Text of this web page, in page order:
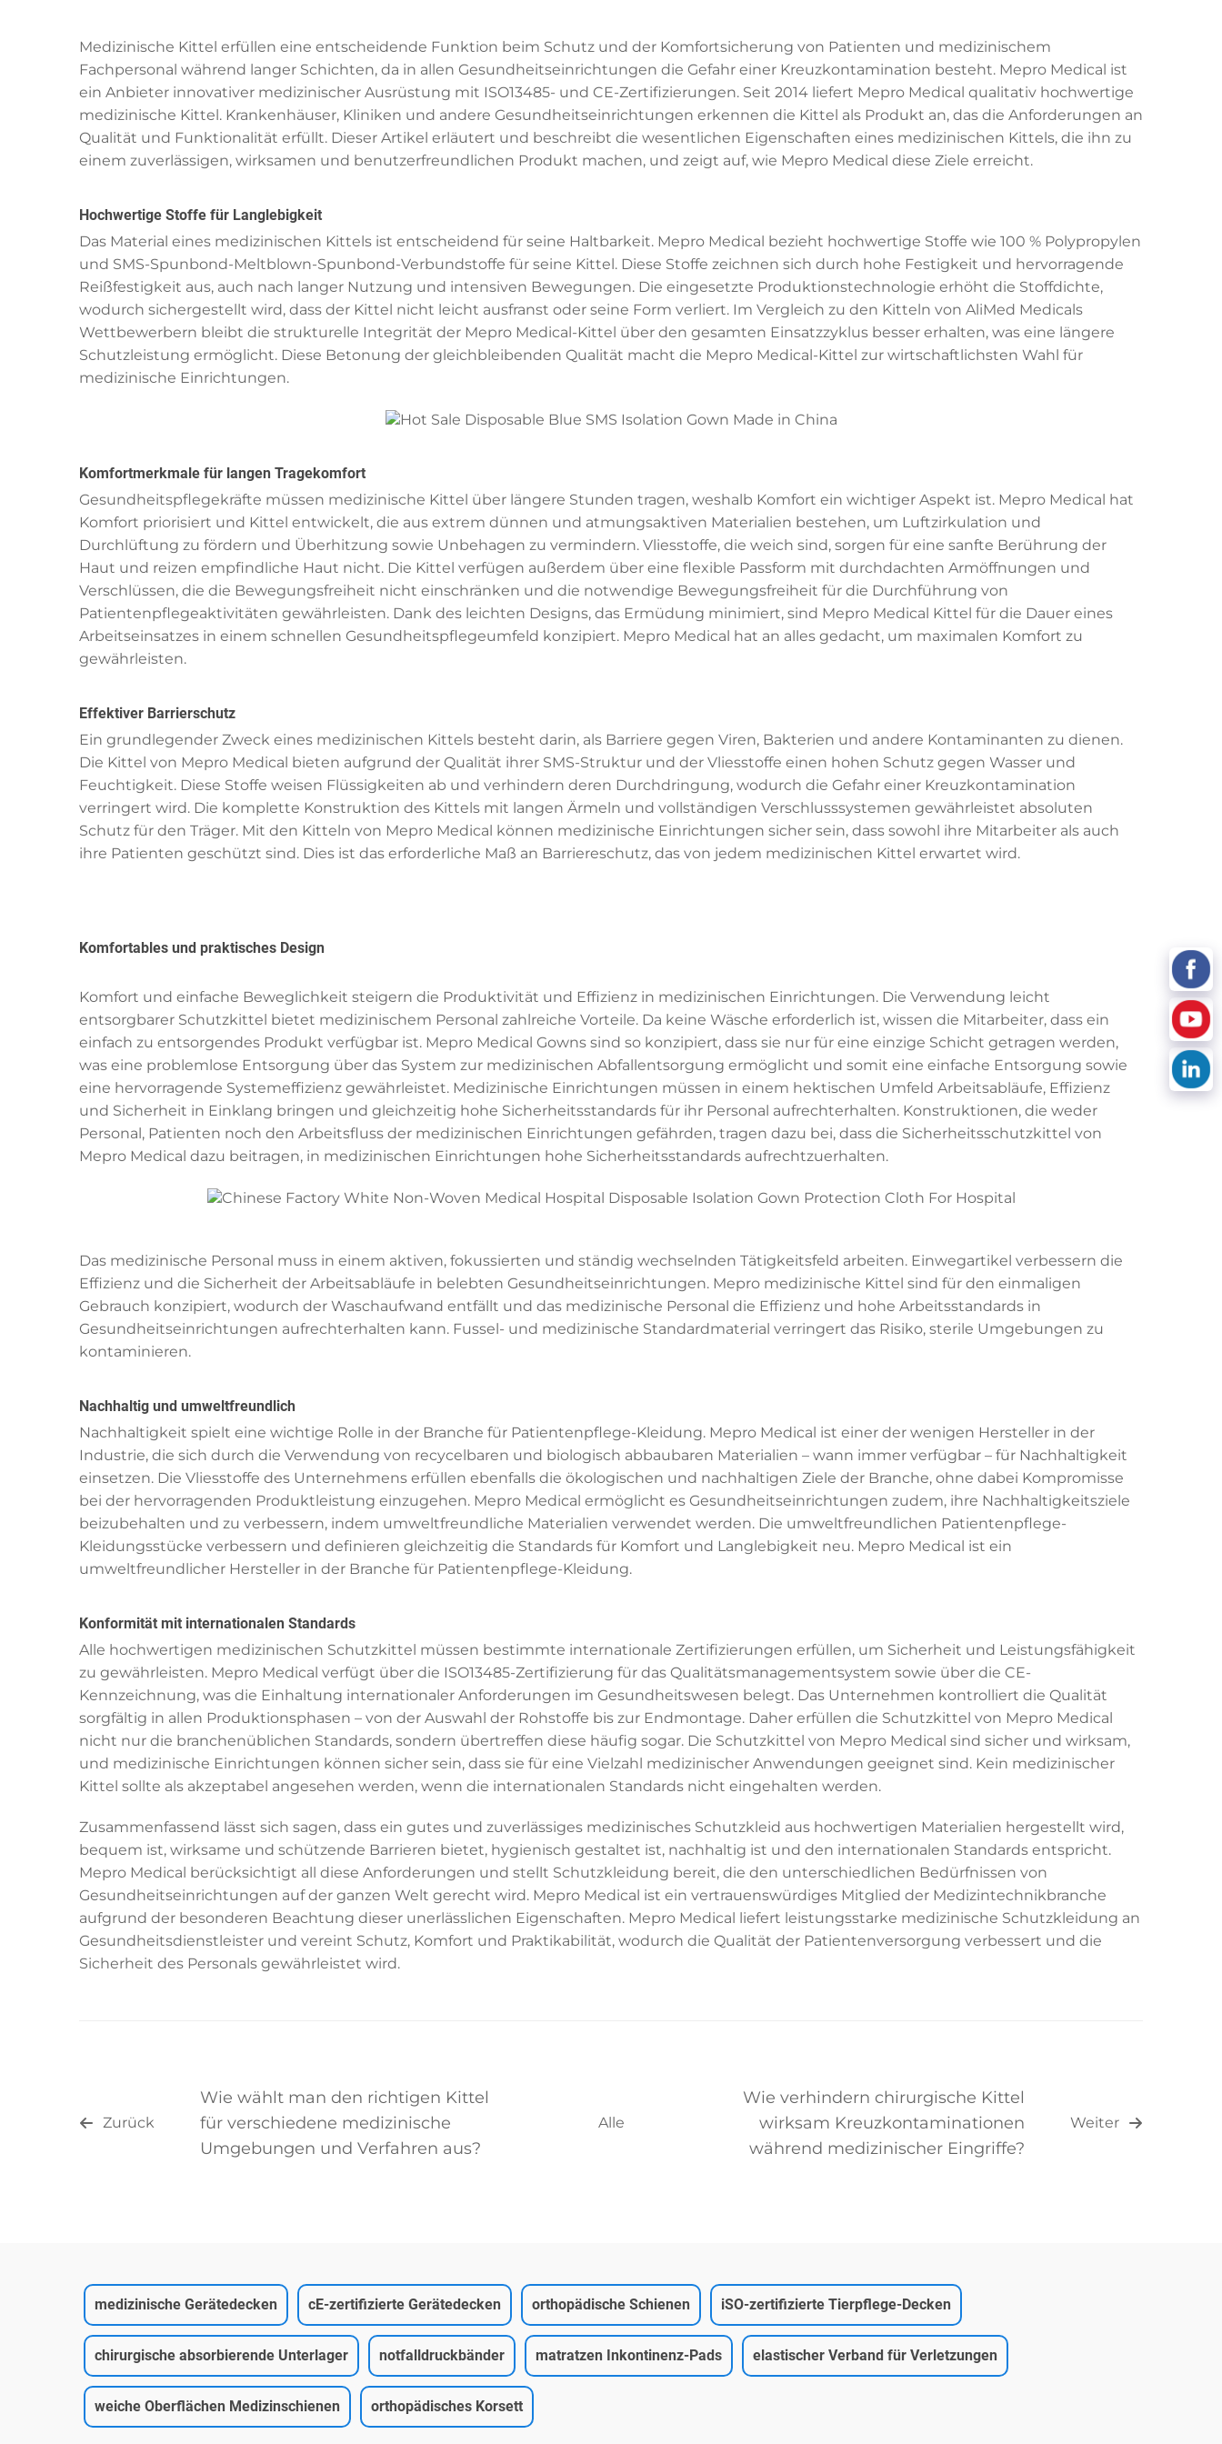
Medizinische Kittel erfüllen eine entscheidende Funktion beim Schutz und der Komfortsicherung von Patienten und medizinischem
Fachpersonal während langer Schichten, da in allen Gesundheitseinrichtungen die Gefahr einer Kreuzkontamination besteht. Mepro Medical ist
ein Anbieter innovativer medizinischer Ausrüstung mit ISO13485- und CE-Zertifizierungen. Seit 2014 liefert Mepro Medical qualitativ hochwertige
medizinische Kittel. Krankenhäuser, Kliniken und andere Gesundheitseinrichtungen erkennen die Kittel als Produkt an, das die Anforderungen an
Qualität und Funktionalität erfüllt. Dieser Artikel erläutert und beschreibt die wesentlichen Eigenschaften eines medizinischen Kittels, die ihn zu
einem zuverlässigen, wirksamen und benutzerfreundlichen Produkt machen, und zeigt auf, wie Mepro Medical diese Ziele erreicht.
Hochwertige Stoffe für Langlebigkeit
Das Material eines medizinischen Kittels ist entscheidend für seine Haltbarkeit. Mepro Medical bezieht hochwertige Stoffe wie 100 % Polypropylen
und SMS-Spunbond-Meltblown-Spunbond-Verbundstoffe für seine Kittel. Diese Stoffe zeichnen sich durch hohe Festigkeit und hervorragende
Reißfestigkeit aus, auch nach langer Nutzung und intensiven Bewegungen. Die eingesetzte Produktionstechnologie erhöht die Stoffdichte,
wodurch sichergestellt wird, dass der Kittel nicht leicht ausfranst oder seine Form verliert. Im Vergleich zu den Kitteln von AliMed Medicals
Wettbewerbern bleibt die strukturelle Integrität der Mepro Medical-Kittel über den gesamten Einsatzzyklus besser erhalten, was eine längere
Schutzleistung ermöglicht. Diese Betonung der gleichbleibenden Qualität macht die Mepro Medical-Kittel zur wirtschaftlichsten Wahl für
medizinische Einrichtungen.
Komfortmerkmale für langen Tragekomfort
Gesundheitspflegekräfte müssen medizinische Kittel über längere Stunden tragen, weshalb Komfort ein wichtiger Aspekt ist. Mepro Medical hat
Komfort priorisiert und Kittel entwickelt, die aus extrem dünnen und atmungsaktiven Materialien bestehen, um Luftzirkulation und
Durchlüftung zu fördern und Überhitzung sowie Unbehagen zu vermindern. Vliesstoffe, die weich sind, sorgen für eine sanfte Berührung der
Haut und reizen empfindliche Haut nicht. Die Kittel verfügen außerdem über eine flexible Passform mit durchdachten Armöffnungen und
Verschlüssen, die die Bewegungsfreiheit nicht einschränken und die notwendige Bewegungsfreiheit für die Durchführung von
Patientenpflegeaktivitäten gewährleisten. Dank des leichten Designs, das Ermüdung minimiert, sind Mepro Medical Kittel für die Dauer eines
Arbeitseinsatzes in einem schnellen Gesundheitspflegeumfeld konzipiert. Mepro Medical hat an alles gedacht, um maximalen Komfort zu
gewährleisten.
Effektiver Barrierschutz
Ein grundlegender Zweck eines medizinischen Kittels besteht darin, als Barriere gegen Viren, Bakterien und andere Kontaminanten zu dienen.
Die Kittel von Mepro Medical bieten aufgrund der Qualität ihrer SMS-Struktur und der Vliesstoffe einen hohen Schutz gegen Wasser und
Feuchtigkeit. Diese Stoffe weisen Flüssigkeiten ab und verhindern deren Durchdringung, wodurch die Gefahr einer Kreuzkontamination
verringert wird. Die komplette Konstruktion des Kittels mit langen Ärmeln und vollständigen Verschlusssystemen gewährleistet absoluten
Schutz für den Träger. Mit den Kitteln von Mepro Medical können medizinische Einrichtungen sicher sein, dass sowohl ihre Mitarbeiter als auch
ihre Patienten geschützt sind. Dies ist das erforderliche Maß an Barriereschutz, das von jedem medizinischen Kittel erwartet wird.
Komfortables und praktisches Design
Komfort und einfache Beweglichkeit steigern die Produktivität und Effizienz in medizinischen Einrichtungen. Die Verwendung leicht
entsorgbarer Schutzkittel bietet medizinischem Personal zahlreiche Vorteile. Da keine Wäsche erforderlich ist, wissen die Mitarbeiter, dass ein
einfach zu entsorgendes Produkt verfügbar ist. Mepro Medical Gowns sind so konzipiert, dass sie nur für eine einzige Schicht getragen werden,
was eine problemlose Entsorgung über das System zur medizinischen Abfallentsorgung ermöglicht und somit eine einfache Entsorgung sowie
eine hervorragende Systemeffizienz gewährleistet. Medizinische Einrichtungen müssen in einem hektischen Umfeld Arbeitsabläufe, Effizienz
und Sicherheit in Einklang bringen und gleichzeitig hohe Sicherheitsstandards für ihr Personal aufrechterhalten. Konstruktionen, die weder
Personal, Patienten noch den Arbeitsfluss der medizinischen Einrichtungen gefährden, tragen dazu bei, dass die Sicherheitsschutzkittel von
Mepro Medical dazu beitragen, in medizinischen Einrichtungen hohe Sicherheitsstandards aufrechtzuerhalten.
Das medizinische Personal muss in einem aktiven, fokussierten und ständig wechselnden Tätigkeitsfeld arbeiten. Einwegartikel verbessern die
Effizienz und die Sicherheit der Arbeitsabläufe in belebten Gesundheitseinrichtungen. Mepro medizinische Kittel sind für den einmaligen
Gebrauch konzipiert, wodurch der Waschaufwand entfällt und das medizinische Personal die Effizienz und hohe Arbeitsstandards in
Gesundheitseinrichtungen aufrechterhalten kann. Fussel- und medizinische Standardmaterial verringert das Risiko, sterile Umgebungen zu
kontaminieren.
Nachhaltig und umweltfreundlich
Nachhaltigkeit spielt eine wichtige Rolle in der Branche für Patientenpflege-Kleidung. Mepro Medical ist einer der wenigen Hersteller in der
Industrie, die sich durch die Verwendung von recycelbaren und biologisch abbaubaren Materialien – wann immer verfügbar – für Nachhaltigkeit
einsetzen. Die Vliesstoffe des Unternehmens erfüllen ebenfalls die ökologischen und nachhaltigen Ziele der Branche, ohne dabei Kompromisse
bei der hervorragenden Produktleistung einzugehen. Mepro Medical ermöglicht es Gesundheitseinrichtungen zudem, ihre Nachhaltigkeitsziele
beizubehalten und zu verbessern, indem umweltfreundliche Materialien verwendet werden. Die umweltfreundlichen Patientenpflege-
Kleidungsstücke verbessern und definieren gleichzeitig die Standards für Komfort und Langlebigkeit neu. Mepro Medical ist ein
umweltfreundlicher Hersteller in der Branche für Patientenpflege-Kleidung.
Konformität mit internationalen Standards
Alle hochwertigen medizinischen Schutzkittel müssen bestimmte internationale Zertifizierungen erfüllen, um Sicherheit und Leistungsfähigkeit
zu gewährleisten. Mepro Medical verfügt über die ISO13485-Zertifizierung für das Qualitätsmanagementsystem sowie über die CE-
Kennzeichnung, was die Einhaltung internationaler Anforderungen im Gesundheitswesen belegt. Das Unternehmen kontrolliert die Qualität
sorgfältig in allen Produktionsphasen – von der Auswahl der Rohstoffe bis zur Endmontage. Daher erfüllen die Schutzkittel von Mepro Medical
nicht nur die branchenüblichen Standards, sondern übertreffen diese häufig sogar. Die Schutzkittel von Mepro Medical sind sicher und wirksam,
und medizinische Einrichtungen können sicher sein, dass sie für eine Vielzahl medizinischer Anwendungen geeignet sind. Kein medizinischer
Kittel sollte als akzeptabel angesehen werden, wenn die internationalen Standards nicht eingehalten werden.
Zusammenfassend lässt sich sagen, dass ein gutes und zuverlässiges medizinisches Schutzkleid aus hochwertigen Materialien hergestellt wird,
bequem ist, wirksame und schützende Barrieren bietet, hygienisch gestaltet ist, nachhaltig ist und den internationalen Standards entspricht.
Mepro Medical berücksichtigt all diese Anforderungen und stellt Schutzkleidung bereit, die den unterschiedlichen Bedürfnissen von
Gesundheitseinrichtungen auf der ganzen Welt gerecht wird. Mepro Medical ist ein vertrauenswürdiges Mitglied der Medizintechnikbranche
aufgrund der besonderen Beachtung dieser unerlässlichen Eigenschaften. Mepro Medical liefert leistungsstarke medizinische Schutzkleidung an
Gesundheitsdienstleister und vereint Schutz, Komfort und Praktikabilität, wodurch die Qualität der Patientenversorgung verbessert und die
Sicherheit des Personals gewährleistet wird.
Zurück
Wie wählt man den richtigen Kittel
für verschiedene medizinische
Umgebungen und Verfahren aus?
Alle Weiter
Wie verhindern chirurgische Kittel
wirksam Kreuzkontaminationen
während medizinischer Eingriffe?
medizinische Gerätedecken cE-zertifizierte Gerätedecken orthopädische Schienen iSO-zertifizierte Tierpflege-Decken
chirurgische absorbierende Unterlager notfalldruckbänder matratzen Inkontinenz-Pads elastischer Verband für Verletzungen
weiche Oberflächen Medizinschienen orthopädisches Korsett